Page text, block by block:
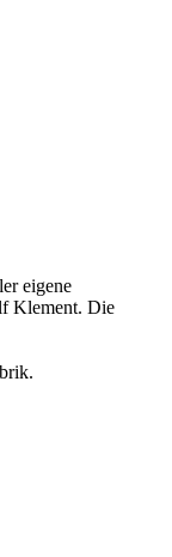
eigene
Klement. Die